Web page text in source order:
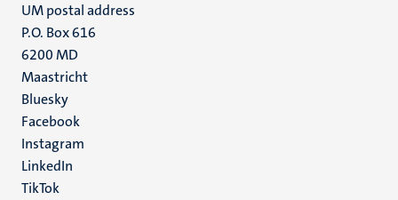
UM postal address
P.O. Box 616
6200 MD
Maastricht
Social
media
Bluesky
Facebook
Instagram
LinkedIn
TikTok